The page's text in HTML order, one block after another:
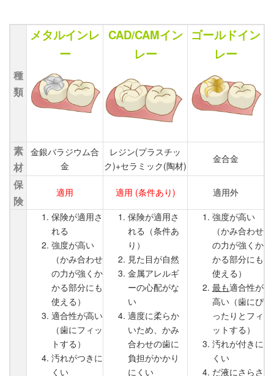
種
類
メタルインレ
ー
CAD/CAMイン
レー
ゴールドイン
レー
素
材
金銀バラジウム合
金
レジン(プラスチッ
ク)+セラミック(陶材)
金合金
保
険
適用 適用 (条件あり)
適用外
保険が適用さ
れる
強度が高い
（かみ合わせ
の力が強くか
かる部分にも
使える）
適合性が高い
（歯にフィッ
トする）
汚れがつきに
くい
保険が適用さ
れる（条件あ
り）
見た目が自然
金属アレルギ
ーの心配がな
い
適度に柔らか
いため、かみ
合わせの歯に
負担がかかり
にくい
強度が高い
（かみ合わせ
の力が強くか
かる部分にも
使える）
最も適合性が
高い（歯にぴ
ったりとフィ
ットする）
汚れが付きに
くい
だ液にさらさ